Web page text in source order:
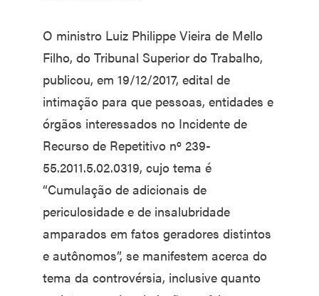
O ministro Luiz Philippe Vieira de Mello
Filho, do Tribunal Superior do Trabalho,
publicou, em 19/12/2017, edital de
intimação para que pessoas, entidades e
órgãos interessados no Incidente de
Recurso de Repetitivo nº 239-
55.2011.5.02.0319, cujo tema é
“Cumulação de adicionais de
periculosidade e de insalubridade
amparados em fatos geradores distintos
e autônomos”, se manifestem acerca do
tema da controvérsia, inclusive quanto